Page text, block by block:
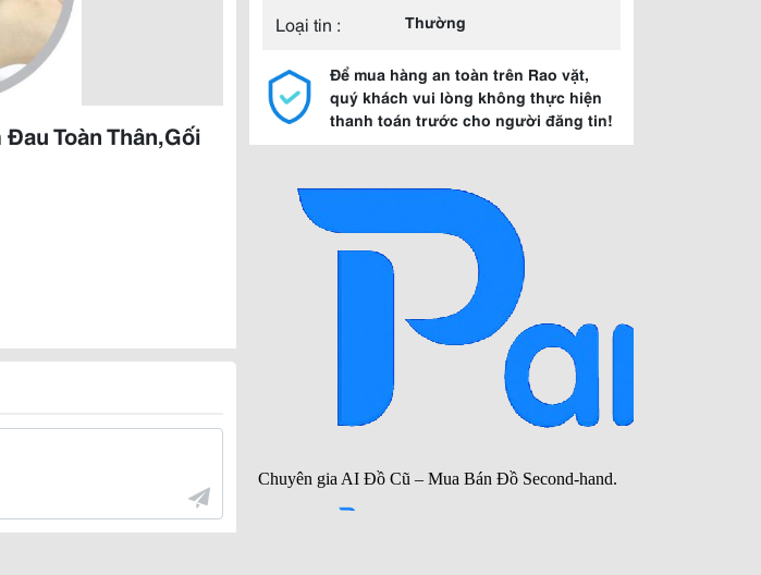
Toàn Thân,Gối
Loại tin :
Thường
Để mua hàng an toàn trên Rao vặt,
quý khách vui lòng không thực hiện
thanh toán trước cho người đăng tin!